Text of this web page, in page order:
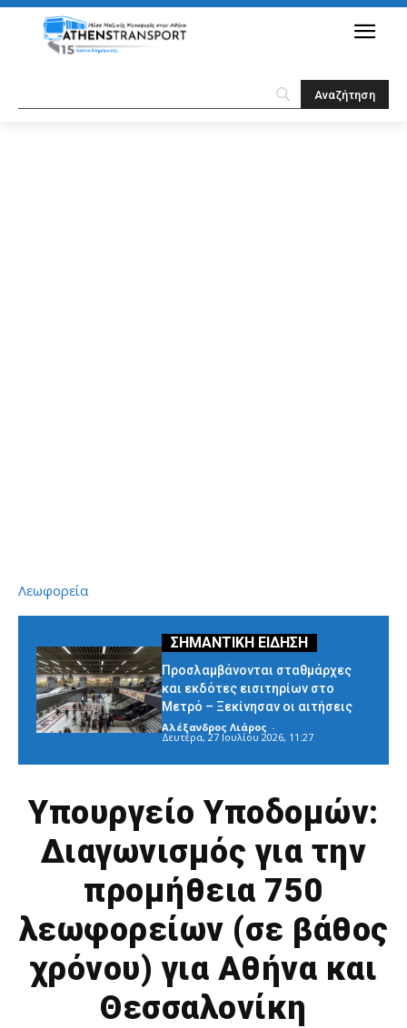
Λεωφορεία
Προσλαμβάνονται σταθμάρχες
και εκδότες εισιτηρίων στο
Μετρό – Ξεκίνησαν οι αιτήσεις
Αλέξανδρος Λιάρος -
Δευτέρα, 27 Ιουλίου 2026, 11:27
Υπουργείο Υποδομών:
Διαγωνισμός για την
προμήθεια 750
λεωφορείων (σε βάθος
χρόνου) για Αθήνα και
Θεσσαλονίκη